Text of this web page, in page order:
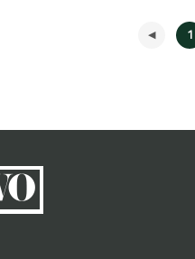
1